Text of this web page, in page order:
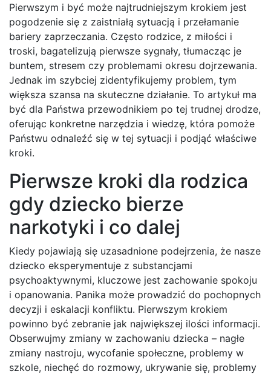
Pierwszym i być może najtrudniejszym krokiem jest
pogodzenie się z zaistniałą sytuacją i przełamanie
bariery zaprzeczania. Często rodzice, z miłości i
troski, bagatelizują pierwsze sygnały, tłumacząc je
buntem, stresem czy problemami okresu dojrzewania.
Jednak im szybciej zidentyfikujemy problem, tym
większa szansa na skuteczne działanie. To artykuł ma
być dla Państwa przewodnikiem po tej trudnej drodze,
oferując konkretne narzędzia i wiedzę, która pomoże
Państwu odnaleźć się w tej sytuacji i podjąć właściwe
kroki.
Pierwsze kroki dla rodzica
gdy dziecko bierze
narkotyki i co dalej
Kiedy pojawiają się uzasadnione podejrzenia, że nasze
dziecko eksperymentuje z substancjami
psychoaktywnymi, kluczowe jest zachowanie spokoju
i opanowania. Panika może prowadzić do pochopnych
decyzji i eskalacji konfliktu. Pierwszym krokiem
powinno być zebranie jak największej ilości informacji.
Obserwujmy zmiany w zachowaniu dziecka – nagłe
zmiany nastroju, wycofanie społeczne, problemy w
szkole, niechęć do rozmowy, ukrywanie się, problemy